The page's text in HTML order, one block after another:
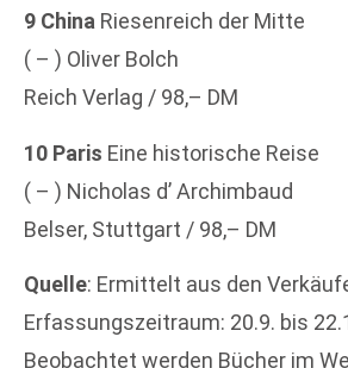
9 China Riesenreich der Mitte
( – ) Oliver Bolch
Reich Verlag / 98,– DM
10 Paris Eine historische Reise
( – ) Nicholas d’ Archimbaud
Belser, Stuttgart / 98,– DM
Quelle: Ermittelt aus den
Erfassungszeitraum: 20.9. bis
Beobachtet werden Bücher im